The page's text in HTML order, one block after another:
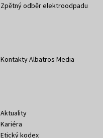
Zpětný odběr elektroodpadu
Kontakty Albatros Media
Aktuality
Kariéra
Etický kodex